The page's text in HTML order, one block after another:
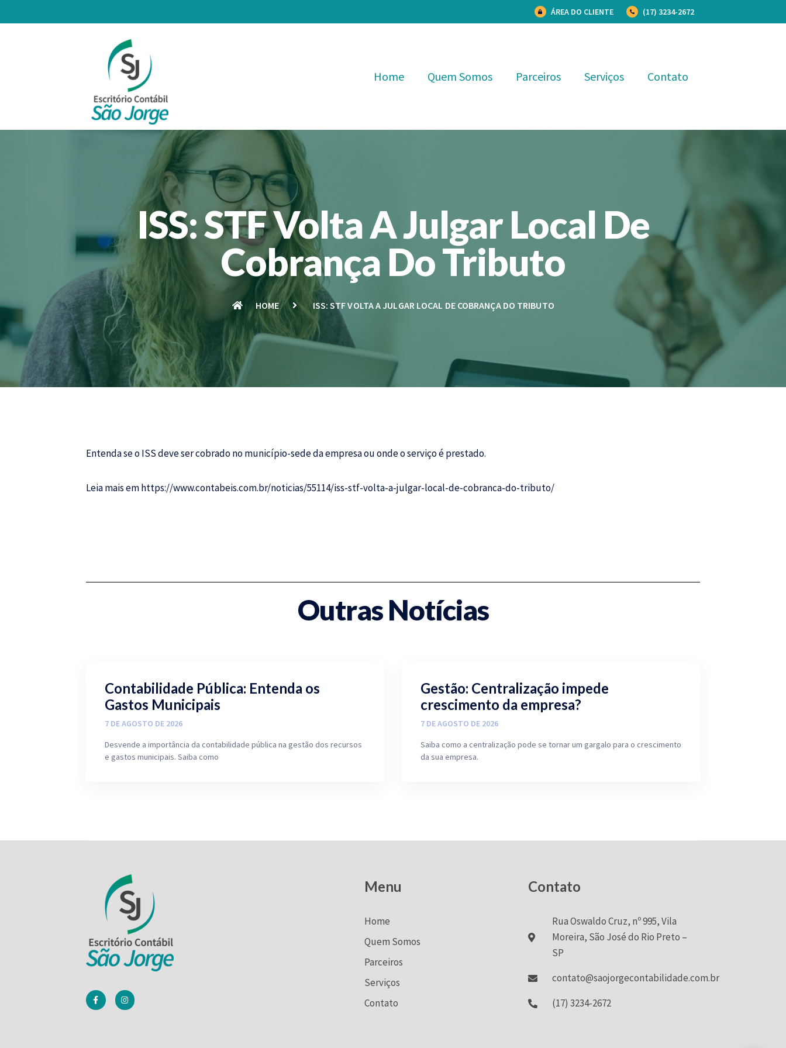
ÁREA DO CLIENTE (17) 3234-2672
Home Quem Somos Parceiros Serviços Contato
ISS: STF Volta A Julgar Local De
Cobrança Do Tributo
HOME ISS: STF VOLTA A JULGAR LOCAL DE COBRANÇA DO TRIBUTO
Entenda se o ISS deve ser cobrado no município-sede da empresa ou onde o serviço é prestado.
Leia mais emhttps://www.contabeis.com.br/noticias/55114/iss-stf-volta-a-julgar-local-de-cobranca-do-tributo/
Outras Notícias
Contabilidade Pública: Entenda os
Gastos Municipais
7 DE AGOSTO DE 2026
Desvende a importância da contabilidade pública na gestão dos recursos
e gastos municipais. Saiba como
Gestão: Centralização impede
crescimento da empresa?
7 DE AGOSTO DE 2026
Saiba como a centralização pode se tornar um gargalo para o crescimento
da sua empresa.
Menu
Home
Quem Somos
Parceiros
Serviços
Contato
Contato
Rua Oswaldo Cruz, nº 995, Vila
Moreira, São José do Rio Preto –
SP
contato@saojorgecontabilidade.com.br
(17) 3234-2672